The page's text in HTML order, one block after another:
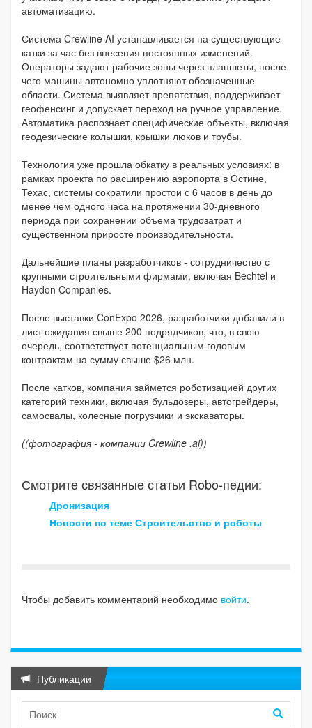
автоматизацию.
Система Crewline AI устанавливается на существующие
катки за час без внесения постоянных изменений.
Операторы задают рабочие зоны через планшеты, после
чего машины автономно уплотняют обозначенные
области. Система выявляет препятствия, поддерживает
геофенсинг и допускает переход на ручное управление.
Автоматика распознает специфические объекты, включая
геодезические колышки, крышки люков и трубы.
Технология уже прошла обкатку в реальных условиях: в
рамках проекта по расширению аэропорта в Остине,
Техас, системы сократили простои с 6 часов в день до
менее чем одного часа на протяжении 30-дневного
периода при сохранении объема трудозатрат и
существенном приросте производительности.
Дальнейшие планы разработчиков - сотрудничество с
крупными строительными фирмами, включая Bechtel и
Haydon Companies.
После выставки ConExpo 2026, разработчики добавили в
лист ожидания свыше 200 подрядчиков, что, в свою
очередь, соответствует потенциальным годовым
контрактам на сумму свыше $26 млн.
После катков, компания займется роботизацией других
категорий техники, включая бульдозеры, автогрейдеры,
самосвалы, колесные погрузчики и экскаваторы.
((фотография - компании Crewline .ai))
Смотрите связанные статьи Robo-педии:
Дронизация
Новости по теме Строительство и роботы
Чтобы добавить комментарий необходимо войти.
Публикации